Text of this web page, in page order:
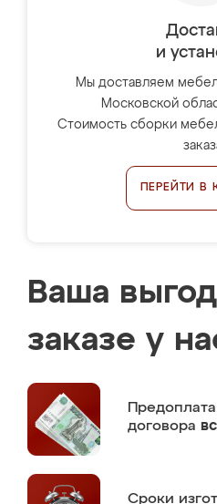
и
Мы доставляем
Московской
Стоимость сборки
ПЕРЕЙТИ В
Ваша
заказе у
Предоплата
договора
Сроки